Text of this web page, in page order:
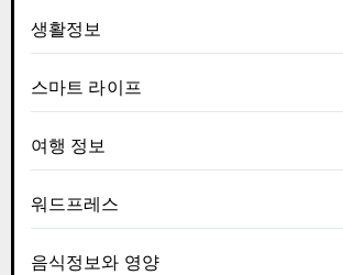
생활정보
스마트 라이프
여행 정보
워드프레스
음식정보와 영양